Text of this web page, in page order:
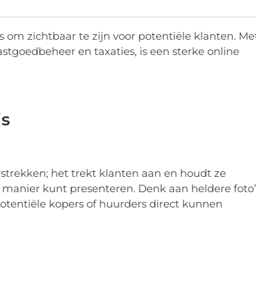
om zichtbaar te zijn voor potentiële klanten.
en taxaties, is een sterke online
het trekt klanten aan en houdt ze
kunt presenteren. Denk aan heldere
kopers of huurders direct kunnen